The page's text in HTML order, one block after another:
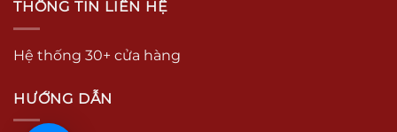
THÔNG TIN LIÊN HỆ
Hệ thống 30+ cửa hàng
HƯỚNG DẪN